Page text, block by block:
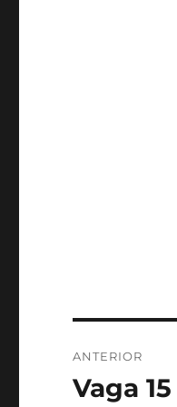
ANTERIOR
Entrada
Vaga